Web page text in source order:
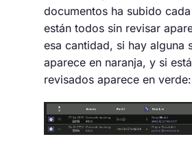
documentos ha subido
están todos sin revisar
esa cantidad, si hay alguna
aparece en naranja, y si
revisados aparece en verde: